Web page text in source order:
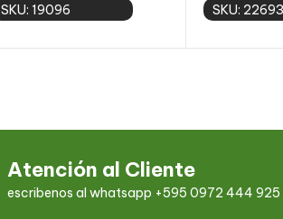
SKU: 19096
Add to cart
SKU: 22693
Atención al Cliente
escribenos al whatsapp +595 0972 444 925